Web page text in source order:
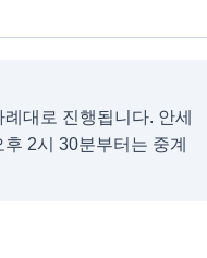
대로 진행됩니다. 안세
2시 30분부터는 중계